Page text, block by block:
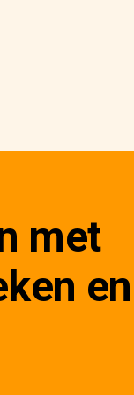
met
en